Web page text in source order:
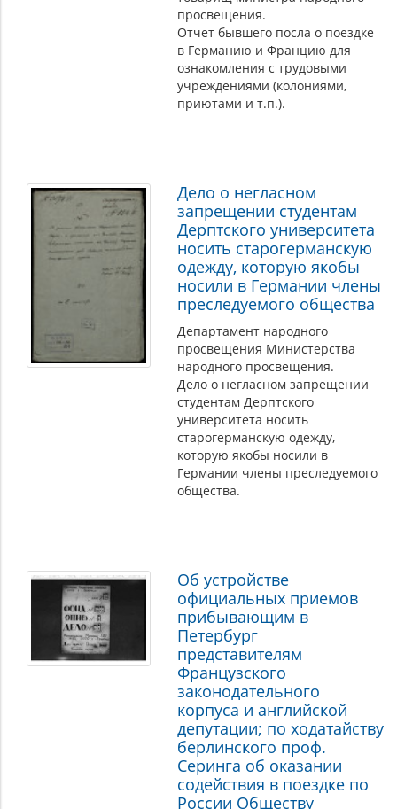
просвещения.
Отчет бывшего посла о поездке
в Германию и Францию для
ознакомления с трудовыми
учреждениями (колониями,
приютами и т.п.).
Дело о негласном
запрещении студентам
Дерптского университета
носить старогерманскую
одежду, которую якобы
носили в Германии члены
преследуемого общества
Департамент народного
просвещения Министерства
народного просвещения.
Дело о негласном запрещении
студентам Дерптского
университета носить
старогерманскую одежду,
которую якобы носили в
Германии члены преследуемого
общества.
Об устройстве
официальных приемов
прибывающим в
Петербург
представителям
Французского
законодательного
корпуса и английской
депутации; по ходатайству
берлинского проф.
Серинга об оказании
содействия в поездке по
России Обществу